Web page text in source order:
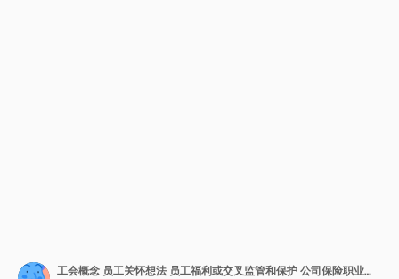
工会概念 员工关怀想法 员工福利或交叉监管和保护 公司保险职业发展福利包 孤立的平面向量插图